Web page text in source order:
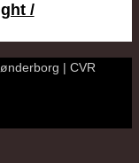
/
| CVR